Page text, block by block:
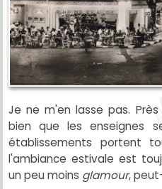
Je ne m'en lasse pas.
bien que les enseignes
établissements portent
l'ambiance estivale est
un peu moins glamour,